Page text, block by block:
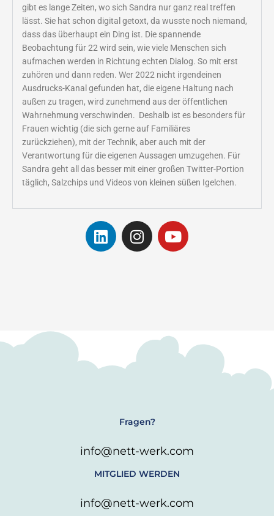
gibt es lange Zeiten, wo sich Sandra nur ganz real treffen
lässt. Sie hat schon digital getoxt, da wusste noch niemand,
dass das überhaupt ein Ding ist. Die spannende
Beobachtung für 22 wird sein, wie viele Menschen sich
aufmachen werden in Richtung echten Dialog. So mit erst
zuhören und dann reden. Wer 2022 nicht irgendeinen
Ausdrucks-Kanal gefunden hat, die eigene Haltung nach
außen zu tragen, wird zunehmend aus der öffentlichen
Wahrnehmung verschwinden. Deshalb ist es besonders für
Frauen wichtig (die sich gerne auf Familiäres
zurückziehen), mit der Technik, aber auch mit der
Verantwortung für die eigenen Aussagen umzugehen. Für
Sandra geht all das besser mit einer großen Twitter-Portion
täglich, Salzchips und Videos von kleinen süßen Igelchen.
L
i
I
n
m
Y
o
Fragen?
info@nett-werk.com
MITGLIED WERDEN
info@nett-werk.com